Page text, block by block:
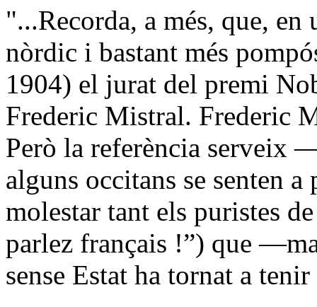
"...Recorda, a més, que,
nòrdic i bastant més
1904) el jurat del premi
Frederic Mistral. Frederic
Però la referència serveix
alguns occitans se senten
molestar tant els puristes
parlez français !”) que
sense Estat ha tornat a